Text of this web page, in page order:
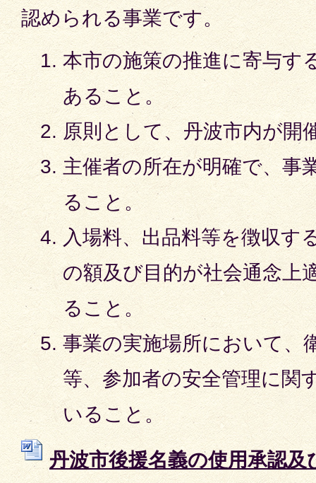
認められる事業です。
本市の施策の推進に寄与す
あること。
原則として、丹波市内が開
主催者の所在が明確で、事
ること。
入場料、出品料等を徴収す
の額及び目的が社会通念上
ること。
事業の実施場所において、
等、参加者の安全管理に関
いること。
丹波市後援名義の使用承認及